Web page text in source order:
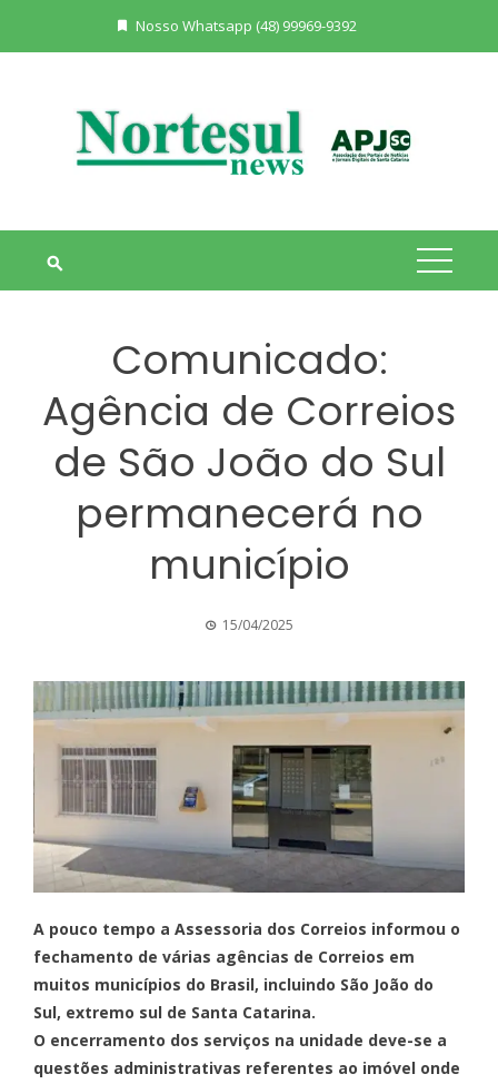
Nosso Whatsapp (48) 99969-9392
Comunicado:
Agência de Correios
de São João do Sul
permanecerá no
município
15/04/2025
A pouco tempo a Assessoria dos Correios informou o
fechamento de várias agências de Correios em
muitos municípios do Brasil, incluindo São João do
Sul, extremo sul de Santa Catarina.
O encerramento dos serviços na unidade deve-se a
questões administrativas referentes ao imóvel onde